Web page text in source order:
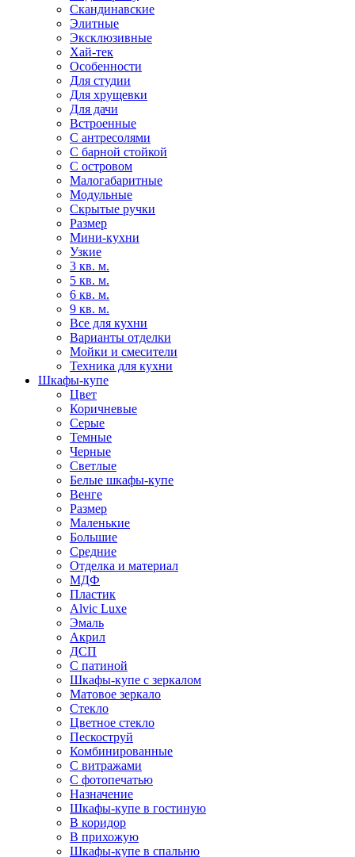
Скандинавские
Элитные
Эксклюзивные
Хай-тек
Особенности
Для студии
Для хрущевки
Для дачи
Встроенные
С антресолями
С барной стойкой
С островом
Малогабаритные
Модульные
Скрытые ручки
Размер
Мини-кухни
Узкие
3 кв. м.
5 кв. м.
6 кв. м.
9 кв. м.
Все для кухни
Варианты отделки
Мойки и смесители
Техника для кухни
Шкафы-купе
Цвет
Коричневые
Серые
Темные
Черные
Светлые
Белые шкафы-купе
Венге
Размер
Маленькие
Большие
Средние
Отделка и материал
МДФ
Пластик
Alvic Luxe
Эмаль
Акрил
ДСП
С патиной
Шкафы-купе с зеркалом
Матовое зеркало
Стекло
Цветное стекло
Пескоструй
Комбинированные
С витражами
С фотопечатью
Назначение
Шкафы-купе в гостиную
В коридор
В прихожую
Шкафы-купе в спальню